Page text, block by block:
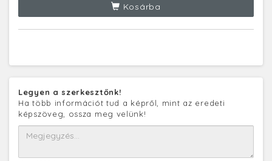
Kosárba
Legyen a szerkesztőnk!
Ha több információt tud a képről, mint az eredeti
képszöveg, ossza meg velünk!